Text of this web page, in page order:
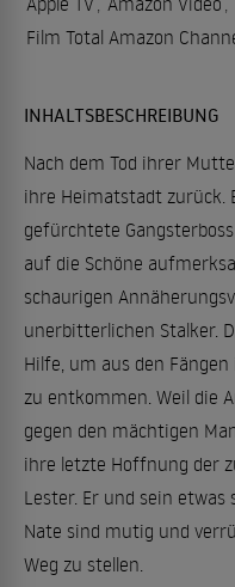
Film Total Amazon
INHALTSBESCHREIBUNG
Nach dem Tod ihrer
ihre Heimatstadt zurück.
gefürchtete
auf die Schöne
schaurigen
unerbitterlichen Stalker.
Hilfe, um aus den
zu entkommen. Weil die
gegen den mächtigen
ihre letzte Hoffnung der
Lester. Er und sein
Nate sind mutig und
Weg zu stellen.